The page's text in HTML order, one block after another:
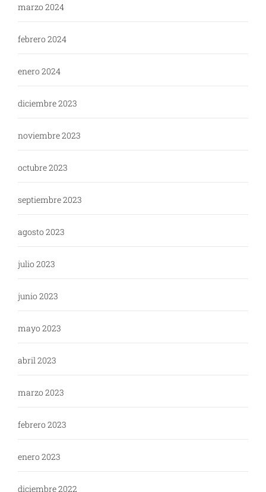
marzo 2024
febrero 2024
enero 2024
diciembre 2023
noviembre 2023
octubre 2023
septiembre 2023
agosto 2023
julio 2023
junio 2023
mayo 2023
abril 2023
marzo 2023
febrero 2023
enero 2023
diciembre 2022